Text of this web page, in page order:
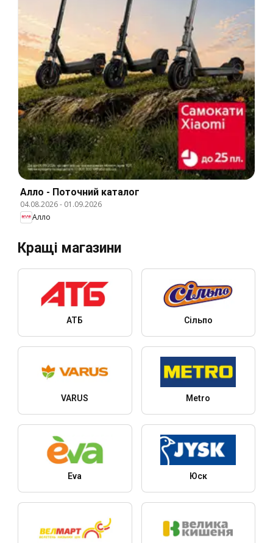
Алло - Поточний каталог
04.08.2026- 01.09.2026
Алло
Кращі магазини
АТБ Сільпо
VARUS Metro
Eva Юск